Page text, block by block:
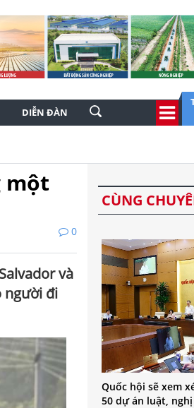
DIỄN ĐÀN
một
0
và
người đi
CÙNG
Quốc hội sẽ xem
50 dự án luật,